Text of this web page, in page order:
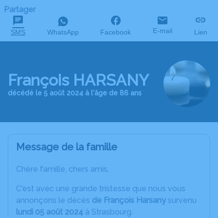
Partager
SMS WhatsApp Facebook E-mail Lien
François HARSANY
décédé le 5 août 2024 à l'âge de 86 ans
Message de la famille
Chère famille, chers amis,
C'est avec une grande tristesse que nous vous
annonçons le décès de François Harsany survenu
lundi 05 août 2024 à Strasbourg.